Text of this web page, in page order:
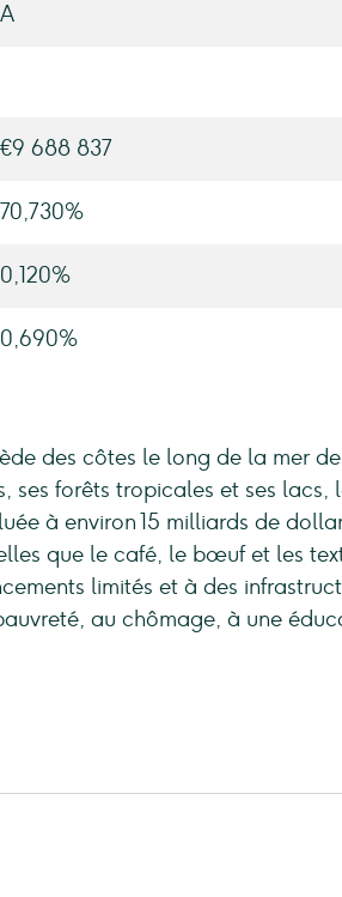
A
€9 688 837
70,730%
0,120%
0,690%
des côtes le long de la mer
ses forêts tropicales et ses lacs,
à environ 15 milliards de
que le café, le bœuf et les
limités et à des
au chômage, à une